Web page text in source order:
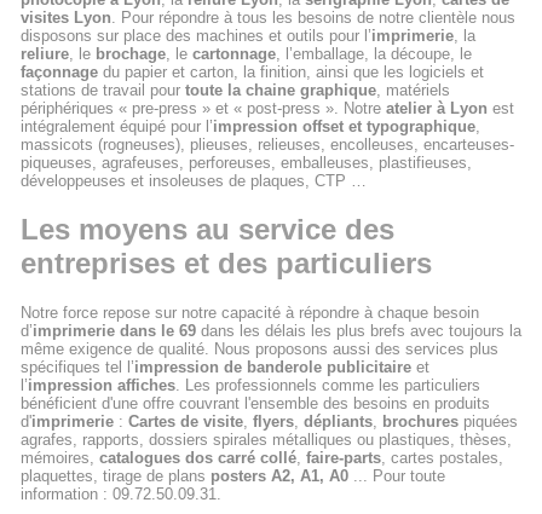
visites Lyon. Pour répondre à tous les besoins de notre clientèle nous
disposons sur place des machines et outils pour l’imprimerie, la
reliure, le brochage, lecartonnage, l’emballage, la découpe, le
façonnage du papier et carton, la finition, ainsi que les logiciels et
stations de travail pourtoute la chaine graphique, matériels
périphériques « pre-press » et « post-press ». Notreatelier à Lyon est
intégralement équipé pour l’impression offset et typographique,
massicots (rogneuses), plieuses, relieuses, encolleuses, encarteuses-
piqueuses, agrafeuses, perforeuses, emballeuses, plastifieuses,
développeuses et insoleuses de plaques, CTP …
Les moyens au service des
entreprises et des particuliers
Notre force repose sur notre capacité à répondre à chaque besoin
d’imprimerie dans le 69 dans les délais les plus brefs avec toujours la
même exigence de qualité. Nous proposons aussi des services plus
spécifiques tel l’impression de banderole publicitaire et
l’impression affiches. Les professionnels comme les particuliers
bénéficient d'une offre couvrant l'ensemble des besoins en produits
d'imprimerie :Cartes de visite,flyers,dépliants, brochures piquées
agrafes, rapports, dossiers spirales métalliques ou plastiques, thèses,
mémoires,catalogues dos carré collé,faire-parts, cartes postales,
plaquettes, tirage de plans posters A2, A1, A0 ... Pour toute
information : 09.72.50.09.31.